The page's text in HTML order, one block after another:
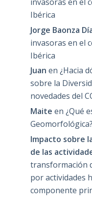
Ibérica
Jorge Baonza
invasoras en el
Ibérica
Juan en ¿Hacia
sobre la
novedades del
Maite en ¿Qué
Geomorfológica?
Impacto sobre
de las
transformación
por actividades
componente